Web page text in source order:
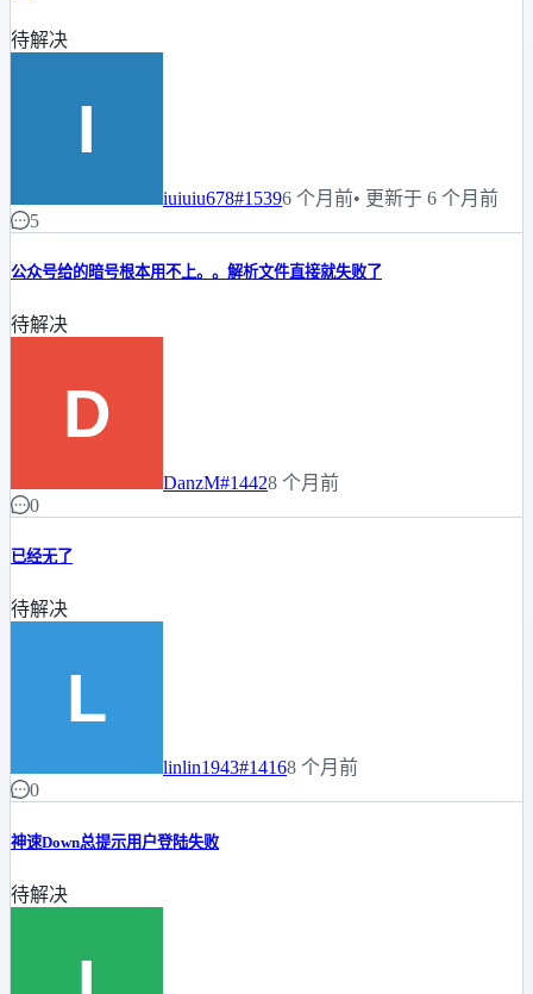
待解决
iuiuiu678#15396 个月前• 更新于 6 个月前
5
公众号给的暗号根本用不上。。解析文件直接就失败了
待解决
DanzM#14428 个月前
0
已经无了
待解决
linlin1943#14168 个月前
0
神速Down总提示用户登陆失败
待解决